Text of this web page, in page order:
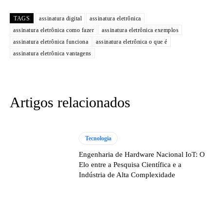
TAGS assinatura digital
assinatura eletrônica
assinatura eletrônica como fazer
assinatura eletrônica exemplos
assinatura eletrônica funciona
assinatura eletrônica o que é
assinatura eletrônica vantagens
Artigos relacionados
Tecnologia
Engenharia de Hardware Nacional IoT: O
Elo entre a Pesquisa Científica e a
Indústria de Alta Complexidade